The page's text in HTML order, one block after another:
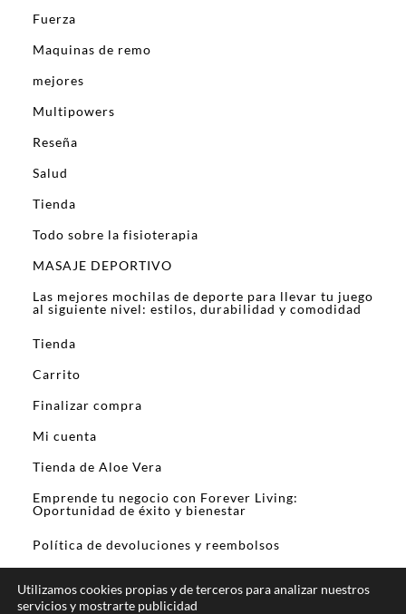
Fuerza
Maquinas de remo
mejores
Multipowers
Reseña
Salud
Tienda
Todo sobre la fisioterapia
MASAJE DEPORTIVO
Las mejores mochilas de deporte para llevar tu juego
al siguiente nivel: estilos, durabilidad y comodidad
Tienda
Carrito
Finalizar compra
Mi cuenta
Tienda de Aloe Vera
Emprende tu negocio con Forever Living:
Oportunidad de éxito y bienestar
Política de devoluciones y reembolsos
Utilizamos cookies propias y de terceros para analizar nuestros
servicios y mostrarte publicidad